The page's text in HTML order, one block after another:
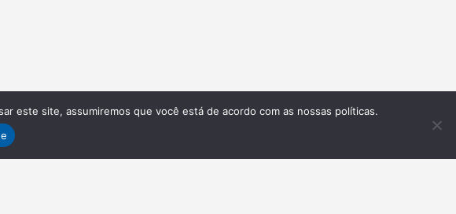
este site, assumiremos que você está de acordo com as nossas políticas.